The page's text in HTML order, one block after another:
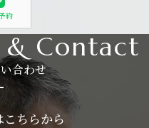
約
& Contact
合わせ
ちらから